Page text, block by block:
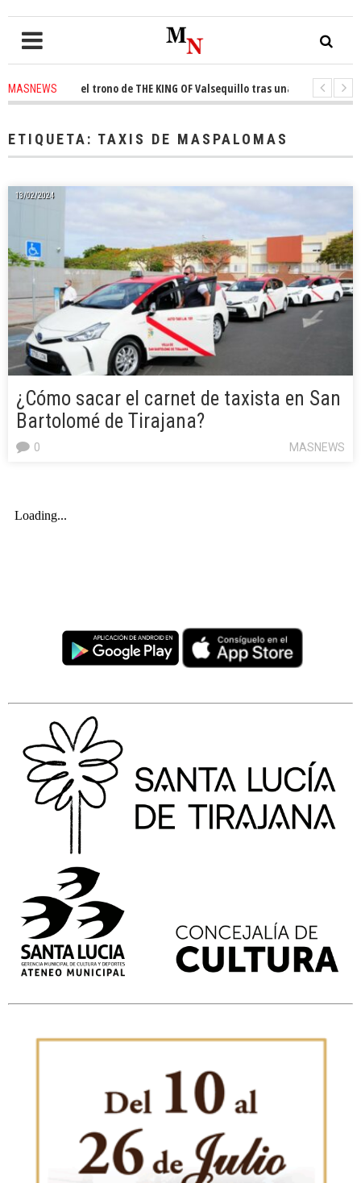
MASNEWSel trono de THE KING OF Valsequillo tras una jornada de
ETIQUETA: TAXIS DE MASPALOMAS
13/02/2024
¿Cómo sacar el carnet de taxista en San
Bartolomé de Tirajana?
MASNEWS
0